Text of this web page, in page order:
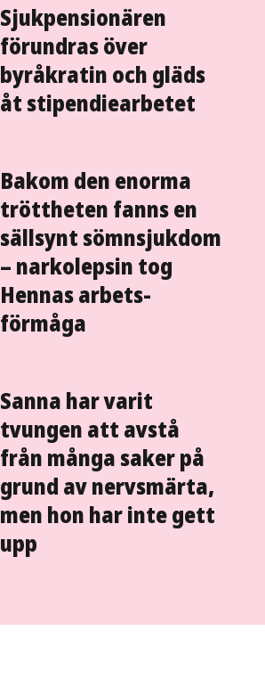
Sjukpensionären
förundras över
byråkratin och gläds
åt stipendie­arbetet
Bakom den enorma
tröttheten fanns en
sällsynt sömn­sjukdom
– narkolepsin tog
Hennas arbets­
förmåga
Sanna har varit
tvungen att avstå
från många saker på
grund av nervsmärta,
men hon har inte gett
upp